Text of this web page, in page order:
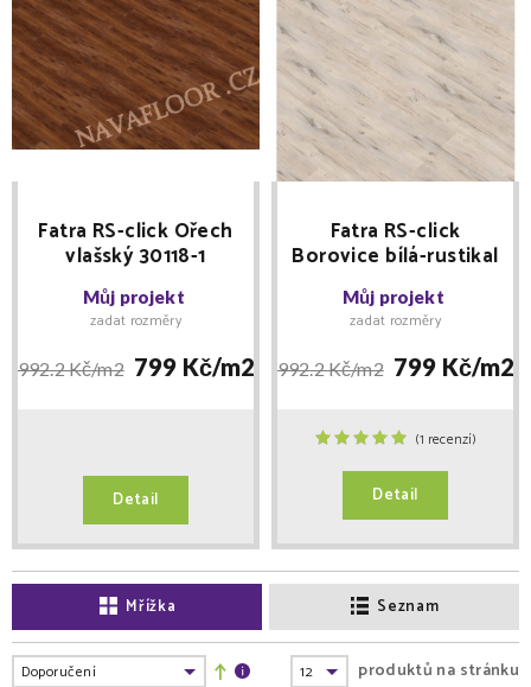
Fatra RS-click Ořech
vlašský 30118-1
Můj projekt
zadat rozměry
992.2 Kč/m2 799 Kč/m2
Detail
Fatra RS-click
Borovice bílá-rustikal
30108-1
Můj projekt
zadat rozměry
992.2 Kč/m2 799 Kč/m2
(1 recenzí)
Detail
Mřížka Seznam
produktů na stránku